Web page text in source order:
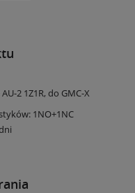
2 1Z1R, do GMC-X
1NO+1NC